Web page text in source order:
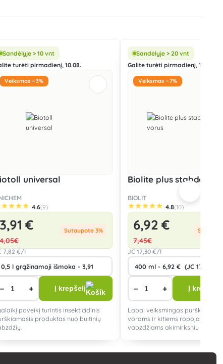
Sandėlyje > 10 vnt
turėti pirmadienį, 10.08.
Veiksmas −3%
universal
4.6(9)
3,91 €
4,05€
Sutaupote 3%
7,82 €/l
− + Į krepšelį
poveikį turintis insekticidinis
produktas nuo buitinių
Sandėlyje > 20 vnt
Galite turėti pirmadienį, 10.08.
Veiksmas −7%
Biolite plus stabdo
BIOLIT
4.8(10)
6,92 €
7,45€
JC17,30 €/l
− + Į krepšelį
Labai veiksmingas purškalas,
vorams ir kitiems ropojantiems
vabzdžiams akimirksniu